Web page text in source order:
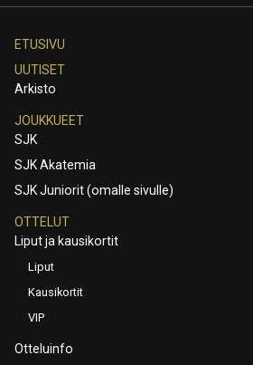
ETUSIVU
UUTISET
Arkisto
JOUKKUEET
SJK
SJK Akatemia
SJK Juniorit (omalle sivulle)
OTTELUT
Liput ja kausikortit
Liput
Kausikortit
VIP
Otteluinfo